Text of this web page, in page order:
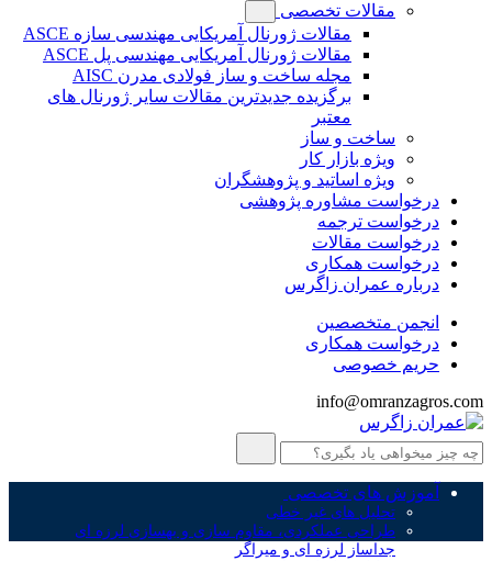
مقالات تخصصی
مقالات ژورنال آمریکایی مهندسی سازه ASCE
مقالات ژورنال آمریکایی مهندسی پل ASCE
مجله ساخت و ساز فولادی مدرن AISC
برگزیده جدیدترین مقالات سایر ژورنال های
معتبر
ساخت و ساز
ویژه بازار کار
ویژه اساتید و پژوهشگران
درخواست مشاوره پژوهشی
درخواست ترجمه
درخواست مقالات
درخواست همکاری
درباره عمران زاگرس
انجمن متخصصین
درخواست همکاری
حریم خصوصی
info@omranzagros.com
آموزش های تخصصی
تحلیل های غیر خطی
طراحی عملکردی، مقاوم سازی و بهسازی لرزه ای
جداساز لرزه ای و میراگر